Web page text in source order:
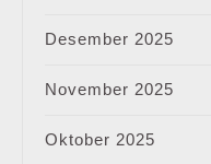
Desember 2025
November 2025
Oktober 2025